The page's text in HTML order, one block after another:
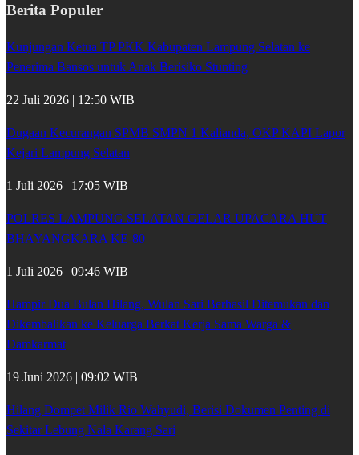
Berita Populer
Kunjungan Ketua TP PKK Kabupaten Lampung Selatan ke
Penerima Bansos untuk Anak Berisiko Stunting
22 Juli 2026 | 12:50 WIB
Dugaan Kecurangan SPMB SMPN 1 Kalianda, OKP KAPI Lapor
Kejari Lampung Selatan
1 Juli 2026 | 17:05 WIB
POLRES LAMPUNG SELATAN GELAR UPACARA HUT
BHAYANGKARA KE-80
1 Juli 2026 | 09:46 WIB
Hampir Dua Bulan Hilang, Wulan Sari Berhasil Ditemukan dan
Dikembalikan ke Keluarga Berkat Kerja Sama Warga &
Damkarmat
19 Juni 2026 | 09:02 WIB
Hilang Dompet Milik Rio Wahyudi, Berisi Dokumen Penting di
Sekitar Lebung Nala Karang Sari